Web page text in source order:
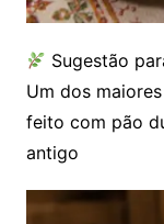
Sugestão
Um dos
feito com pão
antigo